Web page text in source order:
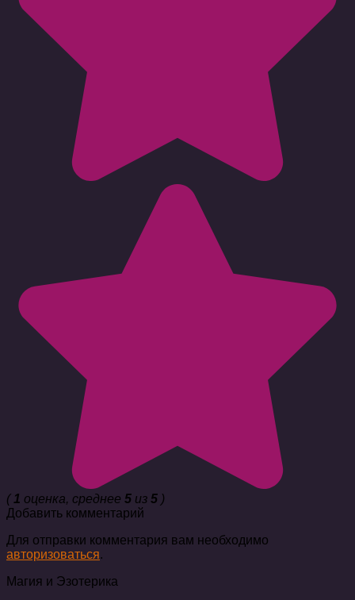
( 1 оценка, среднее 5 из 5 )
Добавить комментарий
Для отправки комментария вам необходимо
авторизоваться.
Магия и Эзотерика